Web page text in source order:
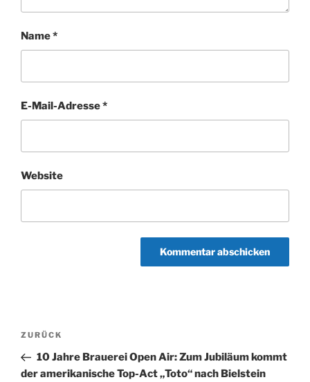
Name*
E-Mail-Adresse*
Website
Beitragsnavigation
Vorheriger
Beitrag
ZURÜCK
10 Jahre Brauerei Open Air: Zum Jubiläum kommt
der amerikanische Top-Act „Toto“ nach Bielstein